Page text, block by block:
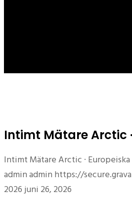
Intimt Mätare Arctic
Intimt Mätare Arctic ·
adminadmin https://
2026juni 26, 2026